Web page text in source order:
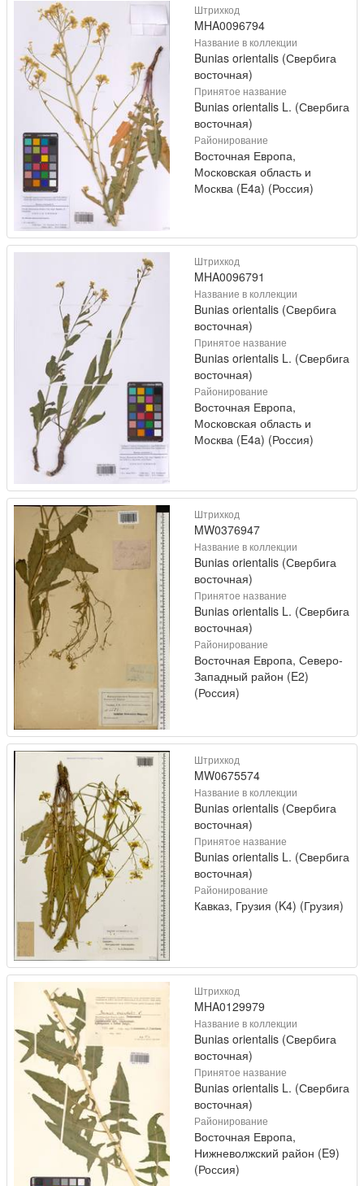
Штрихкод
MHA0096794
Название в коллекции
Bunias orientalis (Свербига
восточная)
Принятое название
Bunias orientalis L. (Свербига
восточная)
Районирование
Восточная Европа,
Московская область и
Москва (E4a) (Россия)
Штрихкод
MHA0096791
Название в коллекции
Bunias orientalis (Свербига
восточная)
Принятое название
Bunias orientalis L. (Свербига
восточная)
Районирование
Восточная Европа,
Московская область и
Москва (E4a) (Россия)
Штрихкод
MW0376947
Название в коллекции
Bunias orientalis (Свербига
восточная)
Принятое название
Bunias orientalis L. (Свербига
восточная)
Районирование
Восточная Европа, Северо-
Западный район (E2)
(Россия)
Штрихкод
MW0675574
Название в коллекции
Bunias orientalis (Свербига
восточная)
Принятое название
Bunias orientalis L. (Свербига
восточная)
Районирование
Кавказ, Грузия (K4) (Грузия)
Штрихкод
MHA0129979
Название в коллекции
Bunias orientalis (Свербига
восточная)
Принятое название
Bunias orientalis L. (Свербига
восточная)
Районирование
Восточная Европа,
Нижневолжский район (E9)
(Россия)